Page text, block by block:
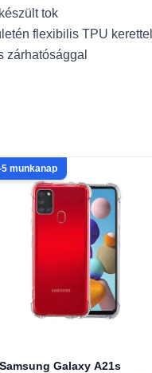
tok
flexibilis TPU kerettel
zárhatósággal
5 munkanap
Samsung Galaxy A21s